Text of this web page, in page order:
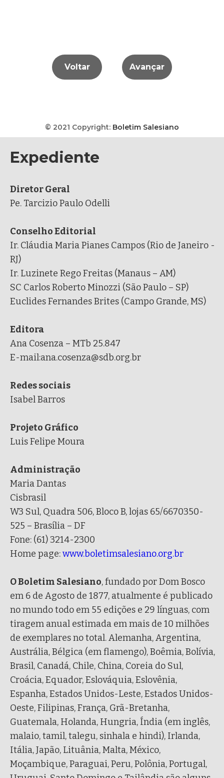
Voltar Avançar
© 2021 Copyright: Boletim Salesiano
Expediente
Diretor Geral
Pe. Tarcizio Paulo Odelli
Conselho Editorial
Ir. Cláudia Maria Pianes Campos (Rio de Janeiro -
RJ)
Ir. Luzinete Rego Freitas (Manaus – AM)
SC Carlos Roberto Minozzi (São Paulo – SP)
Euclides Fernandes Brites (Campo Grande, MS)
Editora
Ana Cosenza – MTb 25.847
E-mail:ana.cosenza@sdb.org.br
Redes sociais
Isabel Barros
Projeto Gráfico
Luis Felipe Moura
Administração
Maria Dantas
Cisbrasil
W3 Sul, Quadra 506, Bloco B, lojas 65/6670350-
525 – Brasília – DF
Fone: (61) 3214-2300
Home page:www.boletimsalesiano.org.br
O Boletim Salesiano, fundado por Dom Bosco
em 6 de Agosto de 1877, atualmente é publicado
no mundo todo em 55 edições e 29 línguas, com
tiragem anual estimada em mais de 10 milhões
de exemplares no total. Alemanha, Argentina,
Austrália, Bélgica (em flamengo), Boêmia, Bolívia,
Brasil, Canadá, Chile, China, Coreia do Sul,
Croácia, Equador, Eslováquia, Eslovênia,
Espanha, Estados Unidos-Leste, Estados Unidos-
Oeste, Filipinas, França, Grã-Bretanha,
Guatemala, Holanda, Hungria, Índia (em inglês,
malaio, tamil, talegu, sinhala e hindi), Irlanda,
Itália, Japão, Lituânia, Malta, México,
Moçambique, Paraguai, Peru, Polônia, Portugal,